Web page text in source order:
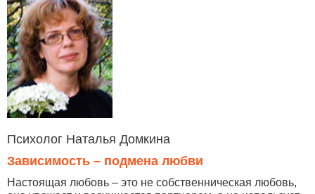
Психолог Наталья Домкина
Зависимость – подмена любви
Настоящая любовь – это не собственническая любовь,